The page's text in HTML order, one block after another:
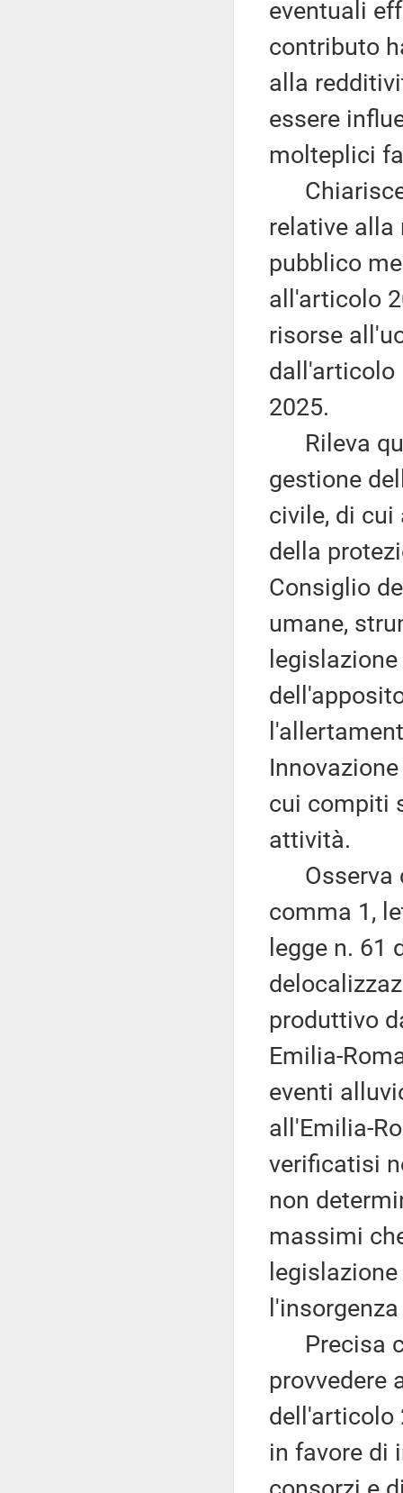
eventuali
contributo
alla
essere
molteplici
Chiarisce
relative alla
pubblico
all'articolo
risorse
dall'articolo
2025.
Rileva
gestione
civile, di
della
Consiglio
umane,
cui compiti
attività.
Osserva
comma 1,
legge n.
produttivo
Emilia-
eventi
all'Emilia-
verificatisi
non
massimi
Precisa
provvedere
dell'articolo
in favore di